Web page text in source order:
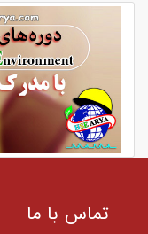
تماس با ما